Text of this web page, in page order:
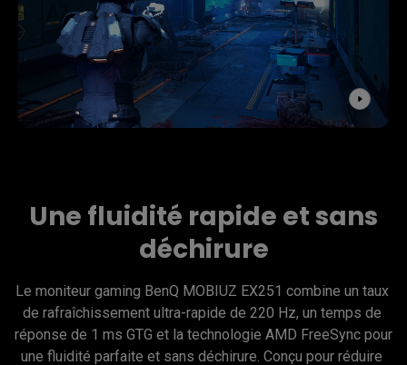
Une fluidité rapide et sans
déchirure
Le moniteur gaming BenQ MOBIUZ EX251 combine un taux
de rafraîchissement ultra-rapide de 220 Hz, un temps de
réponse de 1 ms GTG et la technologie AMD FreeSync pour
une fluidité parfaite et sans déchirure. Conçu pour réduire